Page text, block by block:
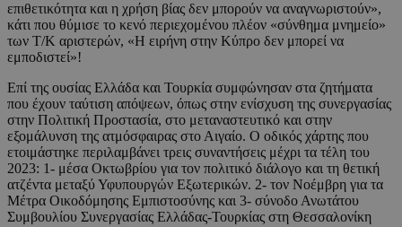
επιθετικότητα και η χρήση βίας δεν μπορούν να αναγνωριστούν»,
κάτι που θύμισε το κενό περιεχομένου πλέον «σύνθημα μνημείο»
των Τ/Κ αριστερών, «Η ειρήνη στην Κύπρο δεν μπορεί να
εμποδιστεί»!
Επί της ουσίας Ελλάδα και Τουρκία συμφώνησαν στα ζητήματα
που έχουν ταύτιση απόψεων, όπως στην ενίσχυση της συνεργασίας
στην Πολιτική Προστασία, στο μεταναστευτικό και στην
εξομάλυνση της ατμόσφαιρας στο Αιγαίο. Ο οδικός χάρτης που
ετοιμάστηκε περιλαμβάνει τρεις συναντήσεις μέχρι τα τέλη του
2023: 1- μέσα Οκτωβρίου για τον πολιτικό διάλογο και τη θετική
ατζέντα μεταξύ Υφυπουργών Εξωτερικών. 2- τον Νοέμβρη για τα
Μέτρα Οικοδόμησης Εμπιστοσύνης και 3- σύνοδο Ανωτάτου
Συμβουλίου Συνεργασίας Ελλάδας-Τουρκίας στη Θεσσαλονίκη